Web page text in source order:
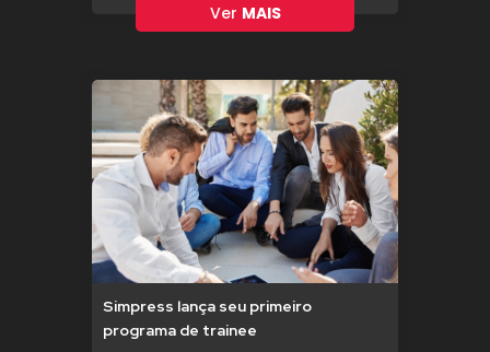
Ver MAIS
Simpress lança seu primeiro
programa de trainee